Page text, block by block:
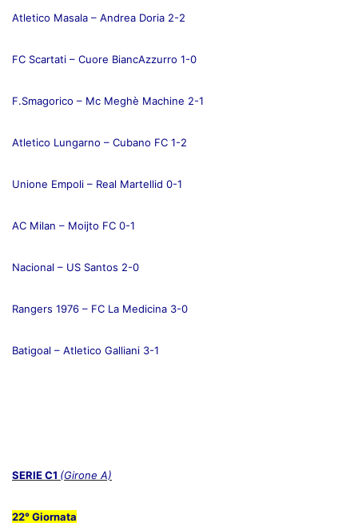
Atletico Masala – Andrea Doria 2-2
FC Scartati – Cuore BiancAzzurro 1-0
F.Smagorico – Mc Meghè Machine 2-1
Atletico Lungarno – Cubano FC 1-2
Unione Empoli – Real Martellid 0-1
AC Milan – Moijto FC 0-1
Nacional – US Santos 2-0
Rangers 1976 – FC La Medicina 3-0
Batigoal – Atletico Galliani 3-1
SERIE C1 (Girone A)
22° Giornata